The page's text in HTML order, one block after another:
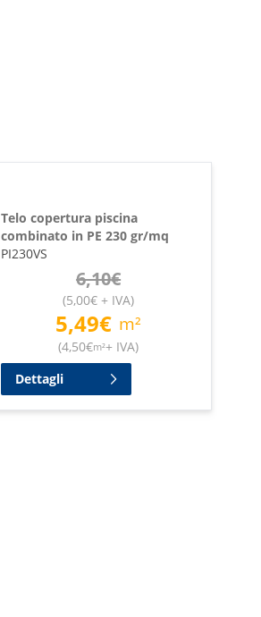
Telo copertura piscina
combinato in PE 230 gr/mq
PI230VS
6,10€
(5,00€ + IVA)
5,49€ m²
(4,50€m²+ IVA)
Dettagli